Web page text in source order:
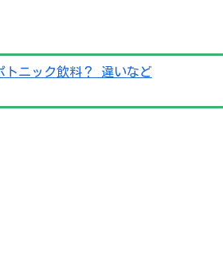
トニック飲料？ 違いなど